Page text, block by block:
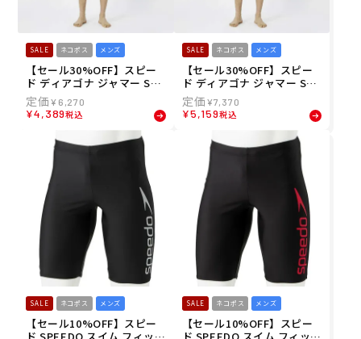
SALE ネコポス メンズ
【セール30%OFF】スピー
ド ディアゴナ ジャマー SF6
2250-K フィットネス スイム
ウェア 23S1 春夏 DIAGONA
JAMMER SPEEDO メンズ
¥ 6,270
¥4,389税込
SALE ネコポス メンズ
【セール30%OFF】スピー
ド ディアゴナ ジャマー SF6
2250E-K フィットネス スイ
ム ウェア 23S1 春夏 DIAGO
NA JAMMER SPEEDO メン
¥7,370
¥5,159税込
SALE ネコポス メンズ
【セール10%OFF】スピー
SALE ネコポス メンズ
【セール10%OFF】スピー